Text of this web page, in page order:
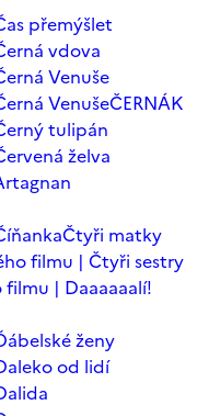
přemýšlet
vdova
Venuše
VenušeČERNÁK
tulipán
želva
Čtyři matky
filmu | Čtyři sestry
filmu | Daaaaaalí!
ženy
od lidí